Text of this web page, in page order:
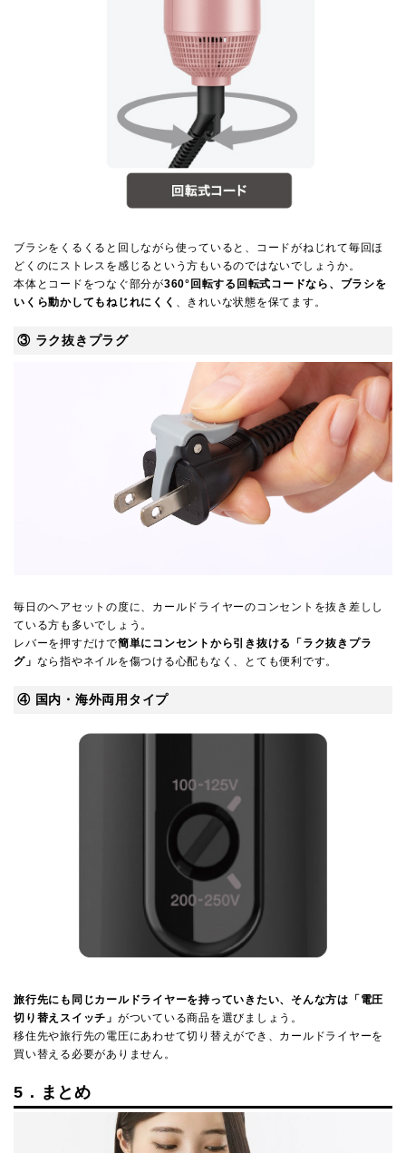
ブラシをくるくると回しながら使っていると、コードがねじれて毎回ほ
どくのにストレスを感じるという方もいるのではないでしょうか。
本体とコードをつなぐ部分が360°回転する回転式コードなら、ブラシを
いくら動かしてもねじれにくく 、きれいな状態を保てます。
③ ラク抜きプラグ
毎日のヘアセットの度に、カールドライヤーのコンセントを抜き差しし
ている方も多いでしょう。
レバーを押すだけで簡単にコンセントから引き抜ける「ラク抜きプラ
グ」 なら指やネイルを傷つける心配もなく、とても便利です。
④ 国内・海外両用タイプ
旅行先にも同じカールドライヤーを持っていきたい、そんな方は「電圧
切り替えスイッチ」 がついている商品を選びましょう。
移住先や旅行先の電圧にあわせて切り替えができ、カールドライヤーを
買い替える必要がありません。
5．まとめ